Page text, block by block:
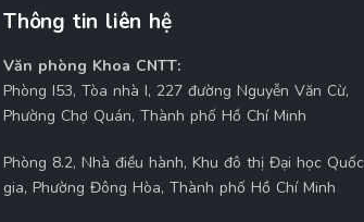
Thông tin liên hệ
Văn phòng Khoa CNTT:
Phòng I53, Tòa nhà I, 227 đường Nguyễn Văn Cừ,
Phường Chợ Quán, Thành phố Hồ Chí Minh
Phòng 8.2, Nhà điều hành, Khu đô thị Đại học Quốc
gia, Phường Đông Hòa, Thành phố Hồ Chí Minh